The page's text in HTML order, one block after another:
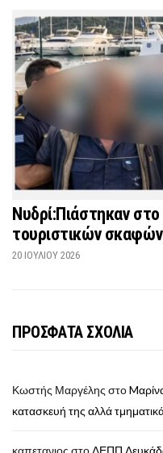
Νυδρί:Πιάστηκαν στο
τουριστικών
20 ΙΟΥΛΊΟΥ 2026
ΠΡΟΣΦΑΤΑ ΣΧΟΛΙΑ
Κωστής Μαργέλης στο
κατασκευή της αλλά